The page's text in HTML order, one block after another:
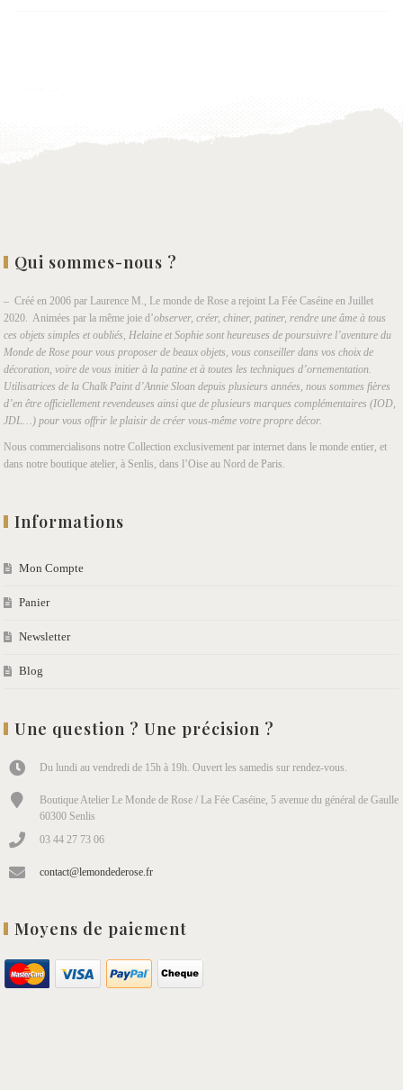
Qui sommes-nous ?
– Créé en 2006 par Laurence M., Le monde de Rose a rejoint La Fée Caséine en Juillet
2020. Animées par la même joie d’observer, créer, chiner, patiner, rendre une âme à tous
ces objets simples et oubliés, Helaine et Sophie sont heureuses de poursuivre l’aventure du
Monde de Rose pour vous proposer de beaux objets, vous conseiller dans vos choix de
décoration, voire de vous initier à la patine et à toutes les techniques d’ornementation.
Utilisatrices de la Chalk Paint d’Annie Sloan depuis plusieurs années, nous sommes fières
d’en être officiellement revendeuses ainsi que de plusieurs marques complémentaires (IOD,
JDL…) pour vous offrir le plaisir de créer vous-même votre propre décor.
Nous commercialisons notre Collection exclusivement par internet dans le monde entier, et
dans notre boutique atelier, à Senlis, dans l’Oise au Nord de Paris.
Informations
Mon Compte
Panier
Newsletter
Blog
Une question ? Une précision ?
Du lundi au vendredi de 15h à 19h. Ouvert les samedis sur rendez-vous.
Boutique Atelier Le Monde de Rose / La Fée Caséine, 5 avenue du général de Gaulle
60300 Senlis
03 44 27 73 06
contact@lemondederose.fr
Moyens de paiement